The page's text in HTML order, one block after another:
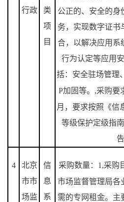
行政
类
项
目
公正的、安全的身
务，实现数字证书
合，以解决应用系
行为认定等应用
括：安全驻场管理
P加固等。 ,采购要
月，要求按照《信
等级保护定级指
告
4
北京
市市
场监
信
息
系
采购数量： 1,采购
市场监督管理局各
需的专网租金。主